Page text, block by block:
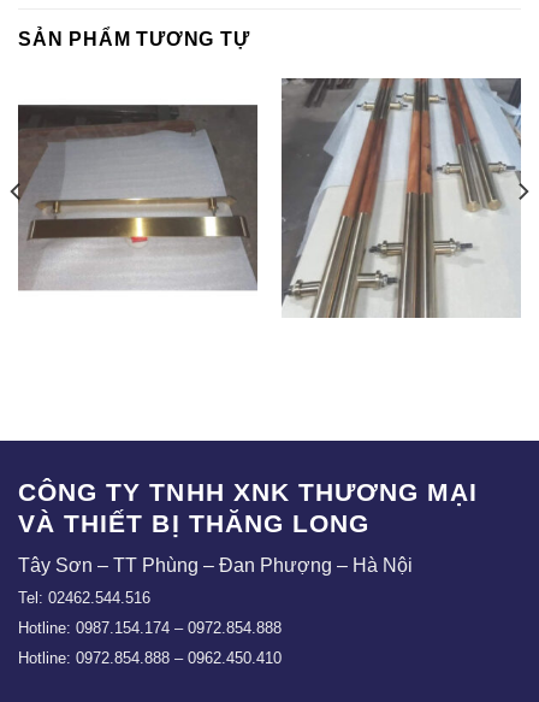
SẢN PHẨM TƯƠNG TỰ
CÔNG TY TNHH XNK THƯƠNG MẠI
VÀ THIẾT BỊ THĂNG LONG
Tây Sơn – TT Phùng – Đan Phượng – Hà Nội
Tel: 02462.544.516
Hotline: 0987.154.174 – 0972.854.888
Hotline: 0972.854.888 – 0962.450.410